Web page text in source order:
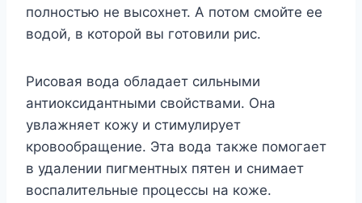
полностью не высохнет. А потом смойте ее
водой, в которой вы готовили рис.
Рисовая вода обладает сильными
антиоксидантными свойствами. Она
увлажняет кожу и стимулирует
кровообращение. Эта вода также помогает
в удалении пигментных пятен и снимает
воспалительные процессы на коже.